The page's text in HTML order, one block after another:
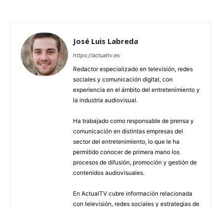
José Luis Labreda
https://actualtv.es
Redactor especializado en televisión, redes
sociales y comunicación digital, con
experiencia en el ámbito del entretenimiento y
la industria audiovisual.
Ha trabajado como responsable de prensa y
comunicación en distintas empresas del
sector del entretenimiento, lo que le ha
permitido conocer de primera mano los
procesos de difusión, promoción y gestión de
contenidos audiovisuales.
En ActualTV cubre información relacionada
con televisión, redes sociales y estrategias de